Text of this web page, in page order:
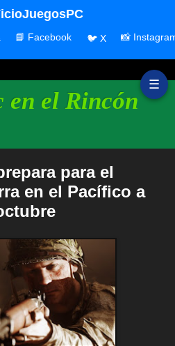
☰
en el Rincón
📘 Facebook 🐦 X 📸
para el
en el Pacífico a